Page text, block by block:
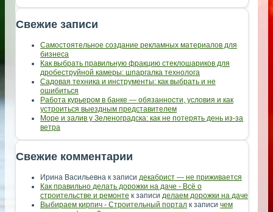
Свежие записи
Самостоятельное создание рекламных материалов для
бизнеса
Как выбрать правильную фракцию стеклошариков для
дробеструйной камеры: шпаргалка технолога
Садовая техника и инструменты: как выбрать и не
ошибиться
Работа курьером в банке — обязанности, условия и как
устроиться выездным представителем
Море и залив у Зеленоградска: как не потерять день из-за
ветра
Свежие комментарии
Ирина Васильевна к записи декабрист — не приживается
Как правильно делать дорожки на даче - Всё о
строительстве и ремонте к записи делаем дорожки на даче
Выбираем кирпич - Строительный портал к записи чем